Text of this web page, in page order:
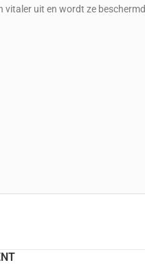
uit en wordt ze